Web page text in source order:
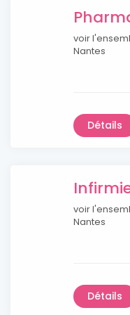
voir
Nantes
Détails
voir
Nantes
Détails